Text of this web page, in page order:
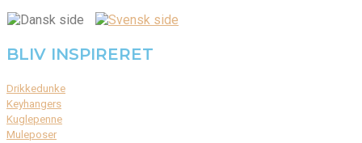
BLIV INSPIRERET
Drikkedunke
Keyhangers
Kuglepenne
Muleposer